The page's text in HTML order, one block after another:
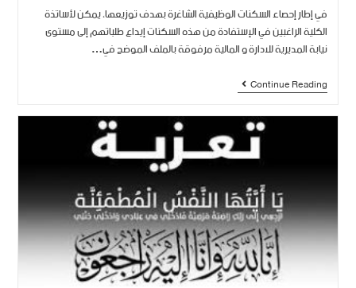
في إطار إحصاء السكنات الوظيفية الشاغرة بهدف توزيعها، يمكن لأساتذة
الكلية الراغبين في الإستفادة من هذه السكنات إيداع طلباتهم إلى مستوى
نيابة المديرية للادارة و المالية مرفوقة بالملف الموضح في…
Continue Reading